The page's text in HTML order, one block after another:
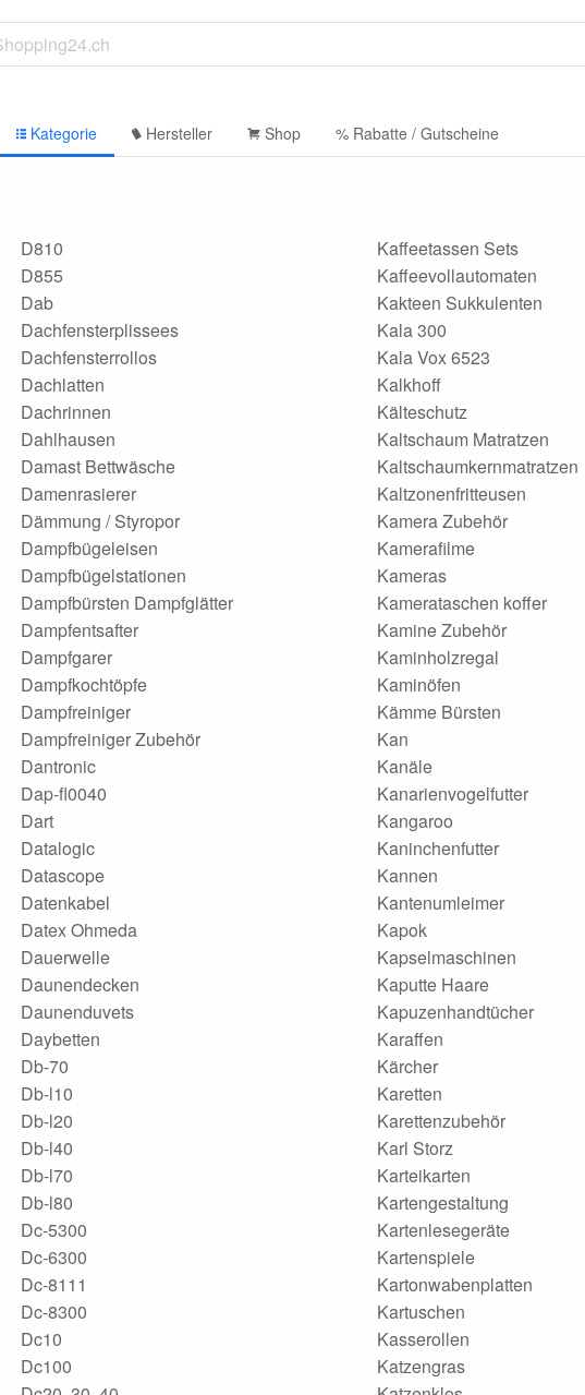
Kategorie Hersteller Shop % Rabatte / Gutscheine
D810
D855
Dab
Dachfensterplissees
Dachfensterrollos
Dachlatten
Dachrinnen
Dahlhausen
Damast Bettwäsche
Damenrasierer
Dämmung / Styropor
Dampfbügeleisen
Dampfbügelstationen
Dampfbürsten Dampfglätter
Dampfentsafter
Dampfgarer
Dampfkochtöpfe
Dampfreiniger
Dampfreiniger Zubehör
Dantronic
Dap-fl0040
Dart
Datalogic
Datascope
Datenkabel
Datex Ohmeda
Dauerwelle
Daunendecken
Daunenduvets
Daybetten
Db-70
Db-l10
Db-l20
Db-l40
Db-l70
Db-l80
Dc-5300
Dc-6300
Dc-8111
Dc-8300
Dc10
Dc100
Kaffeetassen Sets
Kaffeevollautomaten
Kakteen Sukkulenten
Kala 300
Kala Vox 6523
Kalkhoff
Kälteschutz
Kaltschaum Matratzen
Kaltschaumkernmatratzen
Kaltzonenfritteusen
Kamera Zubehör
Kamerafilme
Kameras
Kamerataschen koffer
Kamine Zubehör
Kaminholzregal
Kaminöfen
Kämme Bürsten
Kan
Kanäle
Kanarienvogelfutter
Kangaroo
Kaninchenfutter
Kannen
Kantenumleimer
Kapok
Kapselmaschinen
Kaputte Haare
Kapuzenhandtücher
Karaffen
Kärcher
Karetten
Karettenzubehör
Karl Storz
Karteikarten
Kartengestaltung
Kartenlesegeräte
Kartenspiele
Kartonwabenplatten
Kartuschen
Kasserollen
Katzengras